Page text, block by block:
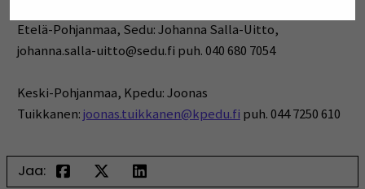
Etelä-Pohjanmaa, Sedu: Johanna Salla-Uitto,
johanna.salla-uitto@sedu.fi puh. 040 680 7054
Keski-Pohjanmaa, Kpedu: Joonas
Tuikkanen:joonas.tuikkanen@kpedu.fi puh. 044 7250 610
Jaa: